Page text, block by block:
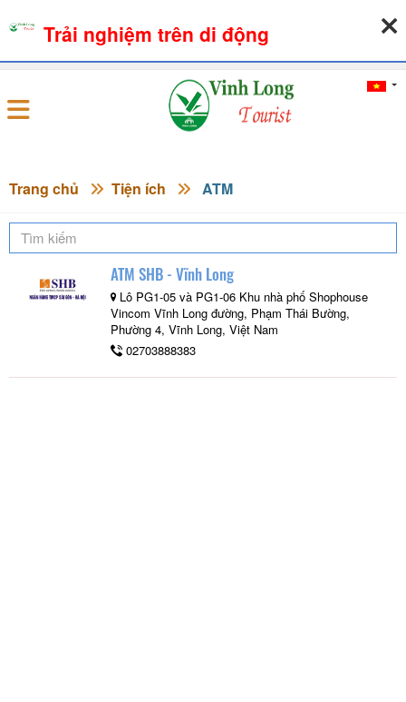
07-08-2026, 08:21:56 THỜI TIẾT TỶ GIÁ NGOẠI TỆ
Trang chủ Tiện ích ATM
ATM SHB - Vĩnh Long
Lô PG1-05 và PG1-06 Khu nhà phố Shophouse
Vincom Vĩnh Long đường, Phạm Thái Bường,
Phường 4, Vĩnh Long, Việt Nam
02703888383
Trải nghiệm trên di động